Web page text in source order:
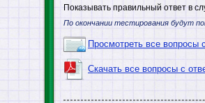
Показывать правильный ответ в
По окончании тестирования будут
Просмотреть все вопросы
Скачать все вопросы с